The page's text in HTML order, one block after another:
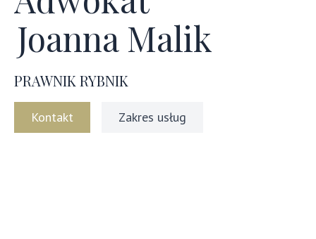
Joanna Malik
PRAWNIK RYBNIK
Kontakt Zakres usług